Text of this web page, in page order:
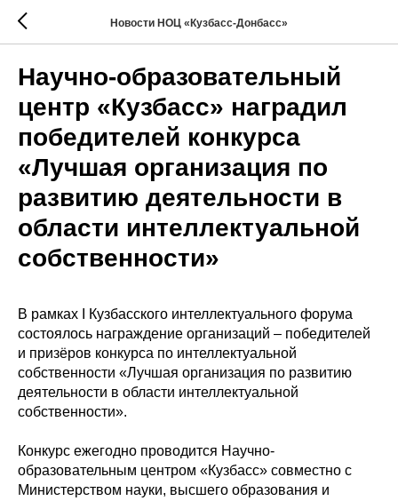
Новости НОЦ «Кузбасс-Донбасс»
Научно-образовательный
центр «Кузбасс» наградил
победителей конкурса
«Лучшая организация по
развитию деятельности в
области интеллектуальной
собственности»
В рамках I Кузбасского интеллектуального форума
состоялось награждение организаций – победителей
и призёров конкурса по интеллектуальной
собственности «Лучшая организация по развитию
деятельности в области интеллектуальной
собственности».
Конкурс ежегодно проводится Научно-
образовательным центром «Кузбасс» совместно с
Министерством науки, высшего образования и